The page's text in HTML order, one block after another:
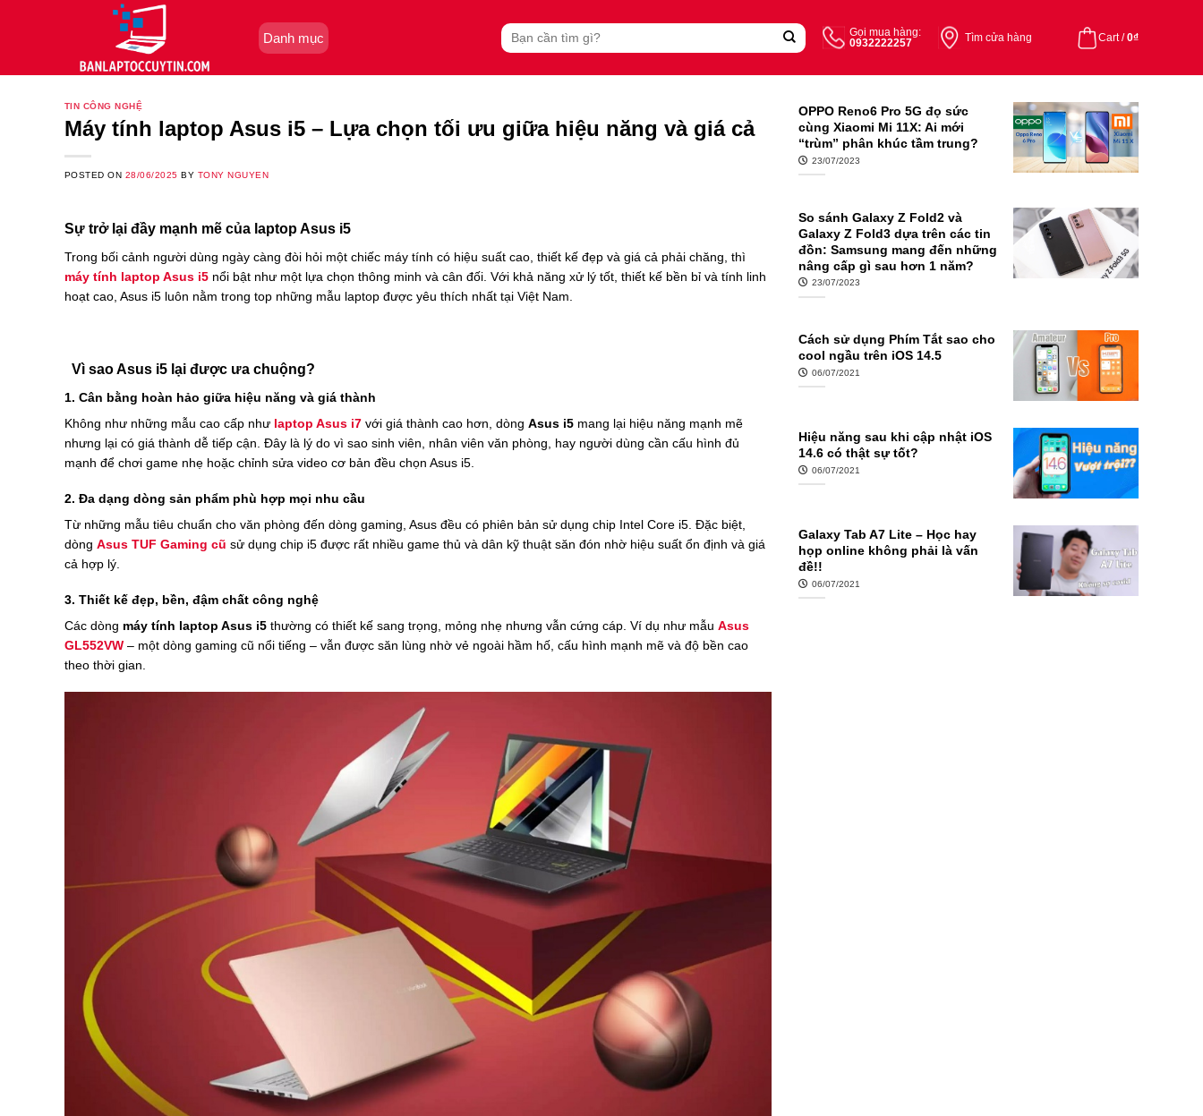
Danh mục
Search
for:
Gọi mua hàng:
0932222257
Tìm cửa hàng Cart /0₫
TIN CÔNG NGHỆ
Máy tính laptop Asus i5 – Lựa chọn tối ưu giữa hiệu năng và giá cả
POSTED ON 28/06/2025 BY TONY NGUYEN
Sự trở lại đầy mạnh mẽ của laptop Asus i5
Trong bối cảnh người dùng ngày càng đòi hỏi một chiếc máy tính có hiệu suất cao, thiết kế đẹp và giá cả phải chăng, thì
máy tính laptop Asus i5 nổi bật như một lựa chọn thông minh và cân đối. Với khả năng xử lý tốt, thiết kế bền bỉ và tính linh
hoạt cao, Asus i5 luôn nằm trong top những mẫu laptop được yêu thích nhất tại Việt Nam.
Vì sao Asus i5 lại được ưa chuộng?
1. Cân bằng hoàn hảo giữa hiệu năng và giá thành
Không như những mẫu cao cấp như laptop Asus i7 với giá thành cao hơn, dòng Asus i5 mang lại hiệu năng mạnh mẽ
nhưng lại có giá thành dễ tiếp cận. Đây là lý do vì sao sinh viên, nhân viên văn phòng, hay người dùng cần cấu hình đủ
mạnh để chơi game nhẹ hoặc chỉnh sửa video cơ bản đều chọn Asus i5.
2. Đa dạng dòng sản phẩm phù hợp mọi nhu cầu
Từ những mẫu tiêu chuẩn cho văn phòng đến dòng gaming, Asus đều có phiên bản sử dụng chip Intel Core i5. Đặc biệt,
dòng Asus TUF Gaming cũ sử dụng chip i5 được rất nhiều game thủ và dân kỹ thuật săn đón nhờ hiệu suất ổn định và giá
cả hợp lý.
3. Thiết kế đẹp, bền, đậm chất công nghệ
Các dòng máy tính laptop Asus i5 thường có thiết kế sang trọng, mỏng nhẹ nhưng vẫn cứng cáp. Ví dụ như mẫu Asus
GL552VW – một dòng gaming cũ nổi tiếng – vẫn được săn lùng nhờ vẻ ngoài hầm hố, cấu hình mạnh mẽ và độ bền cao
theo thời gian.
OPPO Reno6 Pro 5G đọ sức
cùng Xiaomi Mi 11X: Ai mới
“trùm” phân khúc tầm trung?
23/07/2023
So sánh Galaxy Z Fold2 và
Galaxy Z Fold3 dựa trên các tin
đồn: Samsung mang đến những
nâng cấp gì sau hơn 1 năm?
23/07/2023
Cách sử dụng Phím Tắt sao cho
cool ngầu trên iOS 14.5
06/07/2021
Hiệu năng sau khi cập nhật iOS
14.6 có thật sự tốt?
06/07/2021
Galaxy Tab A7 Lite – Học hay
họp online không phải là vấn
đề!!
06/07/2021